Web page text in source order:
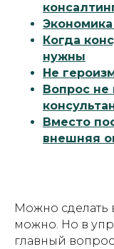
Когда
нужны
Не
Вопрос
Вместо
внешняя
Можно сделать
можно. Но в
главный